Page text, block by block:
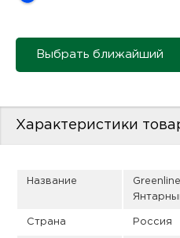
Выбрать ближайший
Характеристики
Название
Страна Россия